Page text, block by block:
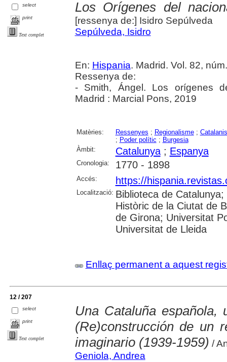
select
print
Text complet
Los Orígenes del
[ressenya de:] Isidro Sepúlveda
Sepúlveda, Isidro
En: Hispania. Madrid. Vol. 82,
Ressenya de:
- Smith, Ángel. Los orígenes
Madrid : Marcial Pons, 2019
Matèries: Ressenyes ; Regionalisme;
; Poder polític ; Burgesia
Àmbit:
Catalunya; Espanya
Cronologia: 1770 - 1898
Accés: https://
Localització: Biblioteca de
Històric de la Ciutat de
de Girona; Universitat
Universitat de Lleida
Enllaç permanent a aquest
12 / 207
select
print
Text complet
Una Cataluña española,
(Re)construcción de un
imaginario (1939-1959) /
Geniola, Andrea